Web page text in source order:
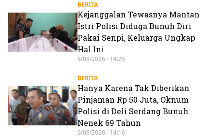
BERITA
Kejanggalan Tewasnya Mantan
Istri Polisi Diduga Bunuh Diri
Pakai Senpi, Keluarga Ungkap
Hal Ini
6/08/2026 - 14:25
BERITA
Hanya Karena Tak Diberikan
Pinjaman Rp 50 Juta, Oknum
Polisi di Deli Serdang Bunuh
Nenek 69 Tahun
6/08/2026 - 14:16